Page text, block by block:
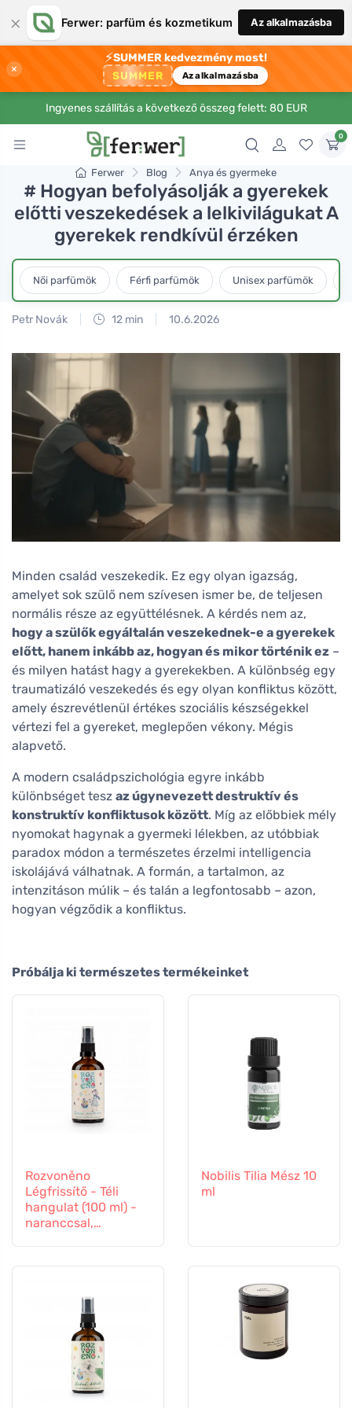
× Ferwer: parfüm és kozmetikum Az alkalmazásba
×
⚡SUMMER kedvezmény most!
SUMMER Az alkalmazásba
Ingyenes szállítás a következő összeg felett: 80 EUR
0
Ferwer Blog Anya és gyermeke
# Hogyan befolyásolják a gyerekek
előtti veszekedések a lelkivilágukat A
gyerekek rendkívül érzéken
Női parfümök Férfi parfümök Unisex parfümök
Petr Novák 12 min 10.6.2026
Minden család veszekedik. Ez egy olyan igazság,
amelyet sok szülő nem szívesen ismer be, de teljesen
normális része az együttélésnek. A kérdés nem az,
hogy a szülők egyáltalán veszekednek-e a gyerekek
előtt, hanem inkább az, hogyan és mikor történik ez –
és milyen hatást hagy a gyerekekben. A különbség egy
traumatizáló veszekedés és egy olyan konfliktus között,
amely észrevétlenül értékes szociális készségekkel
vértezi fel a gyereket, meglepően vékony. Mégis
alapvető.
A modern családpszichológia egyre inkább
különbséget tesz az úgynevezett destruktív és
konstruktív konfliktusok között. Míg az előbbiek mély
nyomokat hagynak a gyermeki lélekben, az utóbbiak
paradox módon a természetes érzelmi intelligencia
iskolájává válhatnak. A formán, a tartalmon, az
intenzitáson múlik – és talán a legfontosabb – azon,
hogyan végződik a konfliktus.
Próbálja ki természetes termékeinket
Rozvoněno
Légfrissítő - Téli
hangulat (100 ml) -
naranccsal,
Nobilis Tilia Mész 10
ml